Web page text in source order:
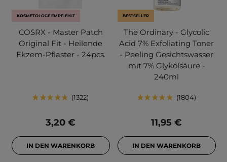
KOSMETOLOGE EMPFIEHLT
COSRX - Master Patch
Original Fit - Heilende
Ekzem-Pflaster - 24pcs.
1322
3,20 €
IN DEN WARENKORB
BESTSELLER
The Ordinary - Glycolic
Acid 7% Exfoliating Toner
- Peeling Gesichtswasser
mit 7% Glykolsäure -
240ml
1804
11,95 €
IN DEN WARENKORB